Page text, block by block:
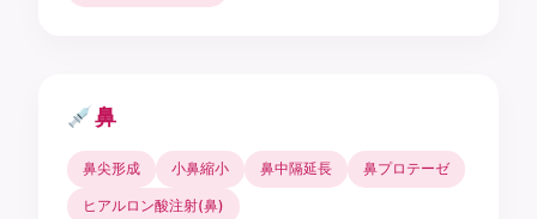
鼻
鼻尖形成 小鼻縮小 鼻中隔延長 鼻プロテーゼ
ヒアルロン酸注射(鼻)